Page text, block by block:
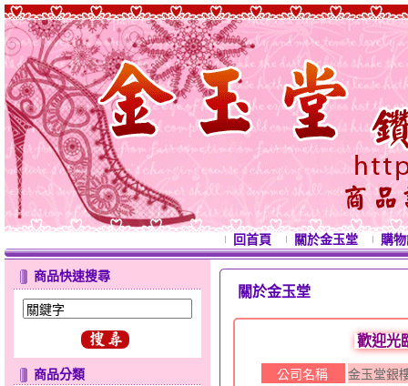
回首頁 關於金玉堂 購
商品快速搜尋
商品分類
關於金玉堂
歡迎光
公司名稱 金玉堂銀